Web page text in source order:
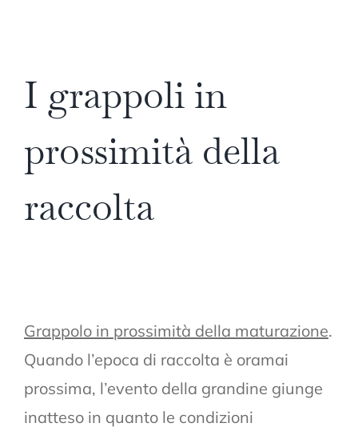
I grappoli in
prossimità della
raccolta
Grappolo in prossimità della maturazione.
Quando l’epoca di raccolta è oramai
prossima, l’evento della grandine giunge
inatteso in quanto le condizioni